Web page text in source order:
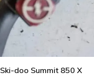
Ski-doo Summit 850 X